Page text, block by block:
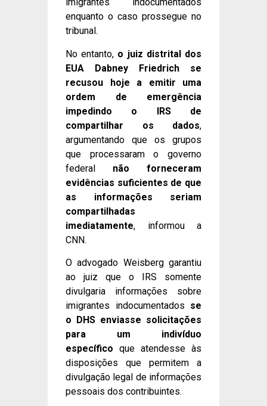
imigrantes indocumentados
enquanto o caso prossegue no
tribunal.
No entanto, o juiz distrital dos
EUA Dabney Friedrich se
recusou hoje a emitir uma
ordem de emergência
impedindo o IRS de
compartilhar os dados,
argumentando que os grupos
que processaram o governo
federal não forneceram
evidências suficientes de que
as informações seriam
compartilhadas
imediatamente, informou a
CNN.
O advogado Weisberg garantiu
ao juiz que o IRS somente
divulgaria informações sobre
imigrantes indocumentados se
o DHS enviasse solicitações
para um indivíduo
específico que atendesse às
disposições que permitem a
divulgação legal de informações
pessoais dos contribuintes.